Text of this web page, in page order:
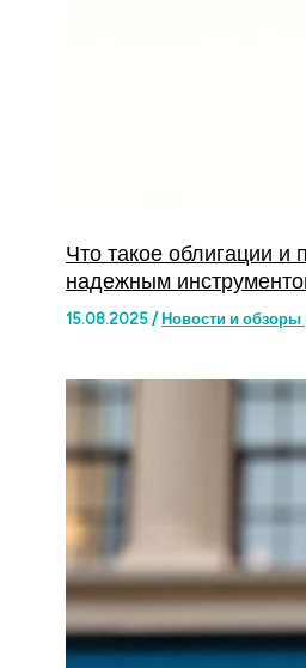
Что такое облигации и
надежным
15.08.2025/ Новости и